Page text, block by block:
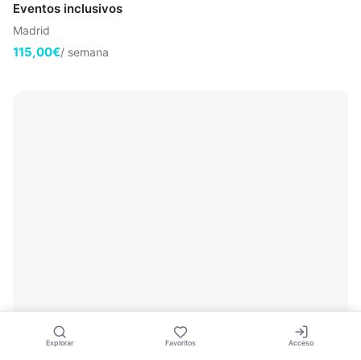
Eventos inclusivos
Madrid
115,00€/ semana
Pack 5 WC portátiles · Eventos masivos y festivals
Explorar Favoritos Acceso